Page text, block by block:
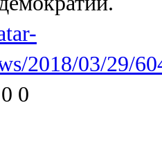
2018/03/29/
0 0